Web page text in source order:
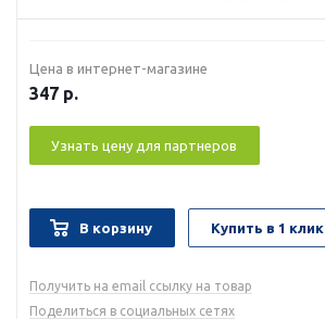
Цена в интернет-магазине
347 р.
Узнать цену для партнеров
В корзину Купить в 1 клик
Получить на email ссылку на товар
Поделиться в социальных сетях